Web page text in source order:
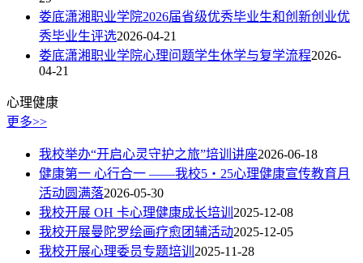
娄底潇湘职业学院2026届省级优秀毕业生和创新创业优
秀毕业生评选2026-04-21
娄底潇湘职业学院心理问题学生休学与复学流程2026-
04-21
心理健康
更多>>
我校举办“开启心灵守护之旅”培训讲座2026-06-18
健康第一 心行合一 ——我校5・25心理健康宣传教育月
活动圆满落2026-05-30
我校开展 OH 卡心理健康成长培训 2025-12-08
我校开展曼陀罗绘画疗愈团辅活动2025-12-05
我校开展心理委员专题培训 2025-11-28